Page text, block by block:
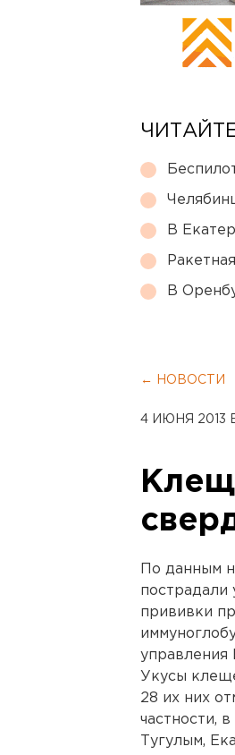
В
В
← НОВОСТИ
4 ИЮНЯ 2013
По данным
пострадали
прививки
управления
Укусы
28 их них
частности,
Тугулым,